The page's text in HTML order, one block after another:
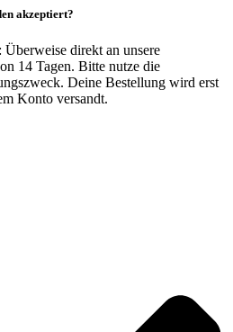
akzeptiert?
: Überweise direkt an unsere
14 Tagen. Bitte nutze die
Deine Bestellung wird erst
Konto versandt.